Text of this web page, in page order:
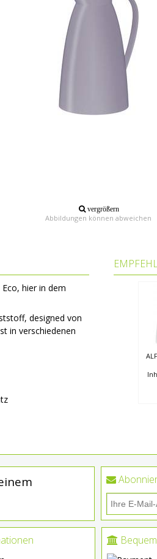
vergrößern
Abbildungen können abweichen
hier in dem
designed von
in verschiedenen